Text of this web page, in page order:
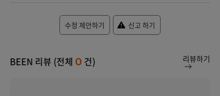
수정 제안하기 신고 하기
BEEN 리뷰 (전체 0 건) 리뷰하기